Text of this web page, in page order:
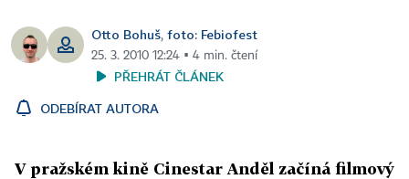
Otto Bohuš, foto: Febiofest
25. 3. 2010 12:24 ▪ 4 min. čtení
PŘEHRÁT ČLÁNEK
ODEBÍRAT AUTORA
V pražském kině Cinestar Anděl začíná filmový